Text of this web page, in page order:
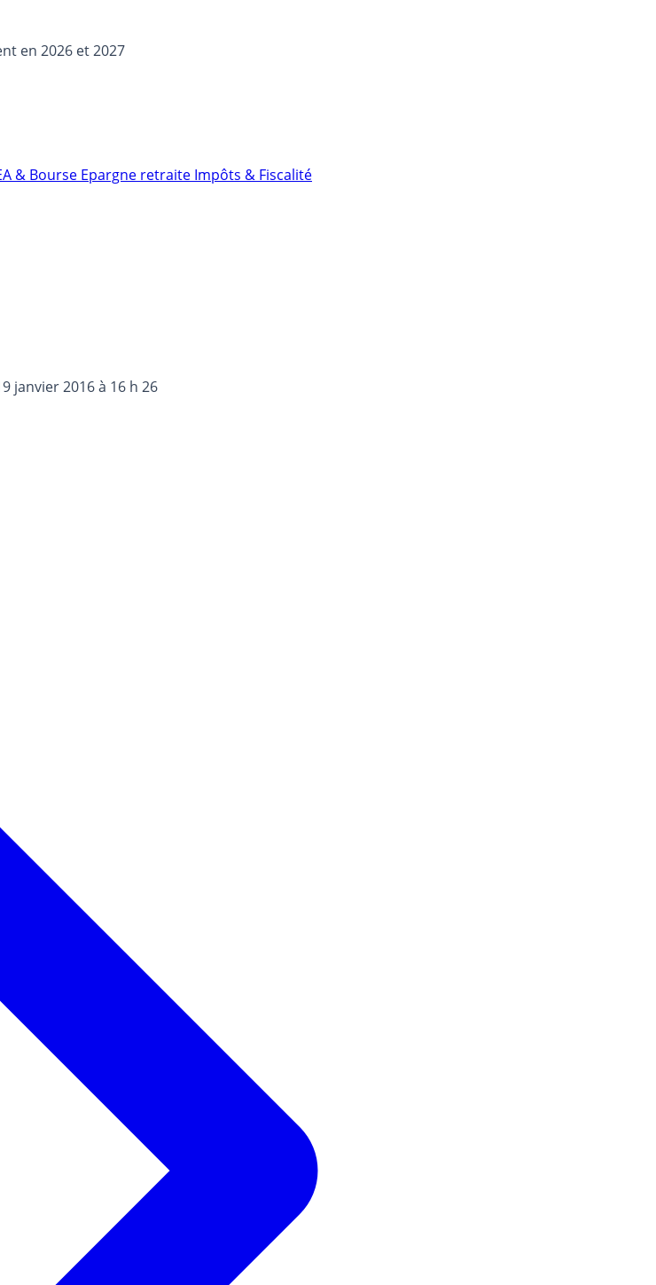
en 2026 et 2027
& Bourse Epargne retraite Impôts & Fiscalité
janvier 2016 à 16 h 26